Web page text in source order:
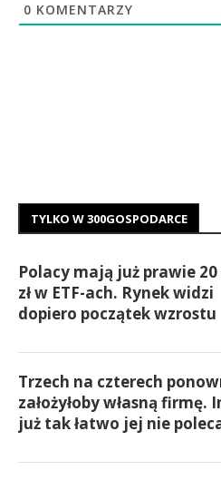
0 KOMENTARZY
TYLKO W 300GOSPODARCE
Polacy mają już prawie
zł w ETF-ach. Rynek widzi
dopiero początek wzrostu
Trzech na czterech
założyłoby własną firmę.
już tak łatwo jej nie